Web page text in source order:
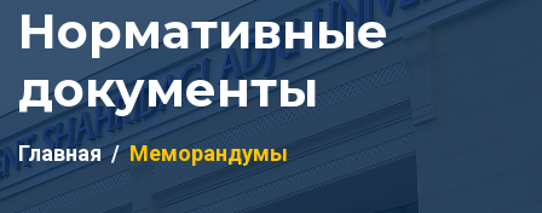
Нормативные
документы
Главная Меморандумы